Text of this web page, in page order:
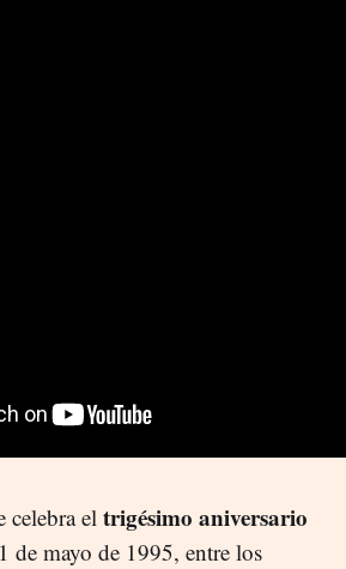
celebra el trigésimo aniversario
de mayo de 1995, entre los